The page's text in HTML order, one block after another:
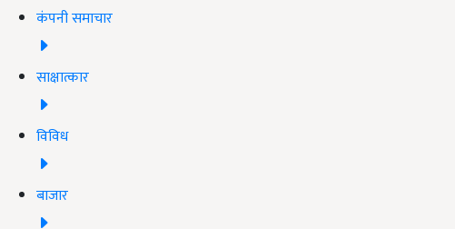
कंपनी समाचार
साक्षात्कार
विविध
बाजार